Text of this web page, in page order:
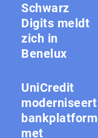
Schwarz
Digits meldt
zich in
Benelux
UniCredit
moderniseert
bankplatform
met